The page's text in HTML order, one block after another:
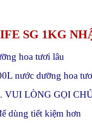
SG 1KG
hoa tươi lâu
nước dưỡng hoa
LÒNG GỌI
dùng tiết kiệm hơn